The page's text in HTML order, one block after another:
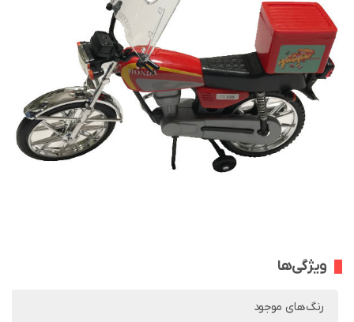
ویژگی‌ها
رنگ‌های موجود